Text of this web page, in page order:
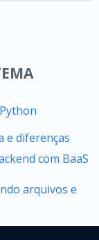
e diferenças
com BaaS
arquivos e